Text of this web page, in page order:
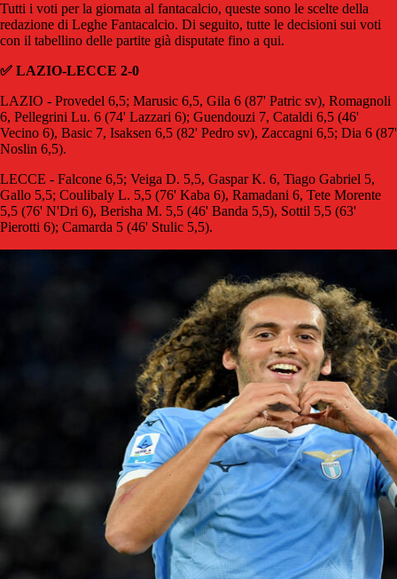
Tutti i voti per la giornata al fantacalcio, queste sono le scelte della
redazione di Leghe Fantacalcio. Di seguito, tutte le decisioni sui voti
con il tabellino delle partite già disputate fino a qui.
✅ LAZIO-LECCE 2-0
LAZIO - Provedel 6,5; Marusic 6,5, Gila 6 (87' Patric sv), Romagnoli
6, Pellegrini Lu. 6 (74' Lazzari 6); Guendouzi 7, Cataldi 6,5 (46'
Vecino 6), Basic 7, Isaksen 6,5 (82' Pedro sv), Zaccagni 6,5; Dia 6 (87'
Noslin 6,5).
LECCE - Falcone 6,5; Veiga D. 5,5, Gaspar K. 6, Tiago Gabriel 5,
Gallo 5,5; Coulibaly L. 5,5 (76' Kaba 6), Ramadani 6, Tete Morente
5,5 (76' N'Dri 6), Berisha M. 5,5 (46' Banda 5,5), Sottil 5,5 (63'
Pierotti 6); Camarda 5 (46' Stulic 5,5).